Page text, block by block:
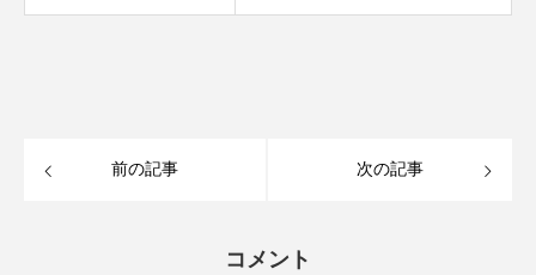
前の記事 次の記事
コメント